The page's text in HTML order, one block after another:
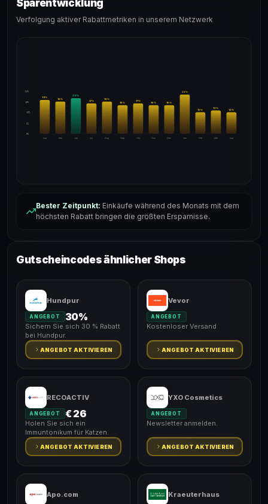
Sparentwicklung
Verfolgung aktiver Rabattmetriken in unserem Netzwerk
24%
18%
12%
6%
0%
Apr
19%
Mai
18%
Jun
20%
Jul
17%
Aug
18%
Sep
16%
Okt
17%
Nov
16%
Dez
16%
Jan
22%
Feb
12%
Mär
13%
Apr
12%
Bester Zeitpunkt: Einkäufe während des Monats mit dem
höchsten Rabatt bringen die größten Ersparnisse.
Gutscheincodes ähnlicher Shops
Hundpur
ANGEBOT 30%
Sichern Sie sich 30 % Rabatt
bei Hundpur.
ANGEBOT AKTIVIEREN
Vevor
ANGEBOT
Kostenloser Versand
ANGEBOT AKTIVIEREN
RECOACTIV
ANGEBOT € 26
Holen Sie sich ein
Immuntonikum für Katzen.
ANGEBOT AKTIVIEREN
YXO Cosmetics
ANGEBOT
Newsletter anmelden.
ANGEBOT AKTIVIEREN
Apo.com Kraeuterhaus